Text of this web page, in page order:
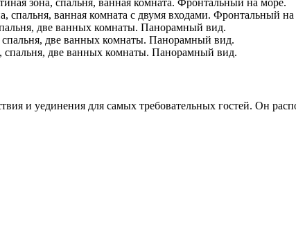
спальня, ванная комната с двумя входами. Фронтальный
две ванных комнаты. Панорамный вид.
спальня, две ванных комнаты. Панорамный вид.
спальня, две ванных комнаты. Панорамный вид.
и уединения для самых требовательных гостей. Он